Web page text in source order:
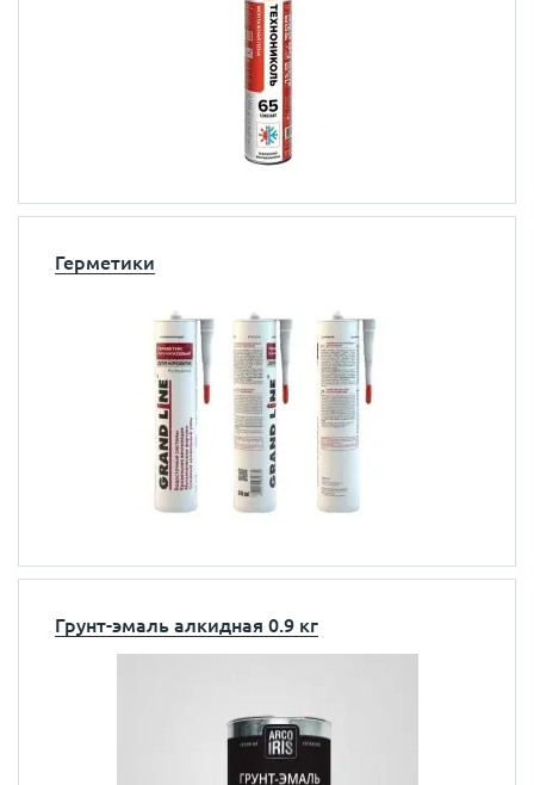
Герметики
Грунт-эмаль алкидная 0.9 кг